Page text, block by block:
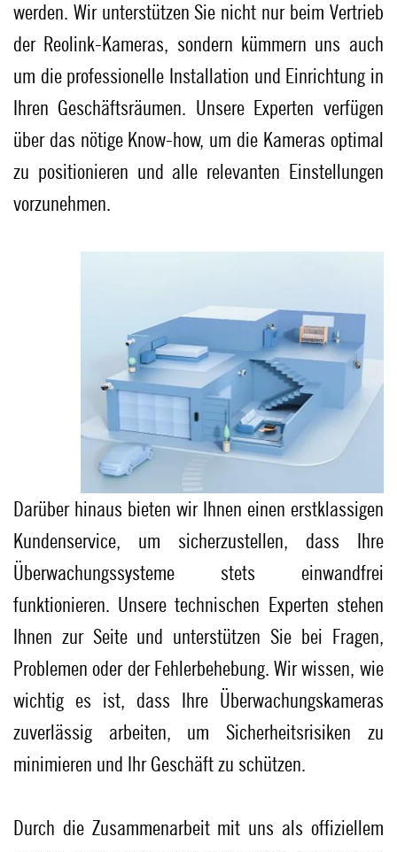
werden. Wir unterstützen Sie nicht nur beim Vertrieb
der Reolink-Kameras, sondern kümmern uns auch
um die professionelle Installation und Einrichtung in
Ihren Geschäftsräumen. Unsere Experten verfügen
über das nötige Know-how, um die Kameras optimal
zu positionieren und alle relevanten Einstellungen
vorzunehmen.
Darüber hinaus bieten wir Ihnen einen erstklassigen
Kundenservice, um sicherzustellen, dass Ihre
Überwachungssysteme stets einwandfrei
funktionieren. Unsere technischen Experten stehen
Ihnen zur Seite und unterstützen Sie bei Fragen,
Problemen oder der Fehlerbehebung. Wir wissen, wie
wichtig es ist, dass Ihre Überwachungskameras
zuverlässig arbeiten, um Sicherheitsrisiken zu
minimieren und Ihr Geschäft zu schützen.
Durch die Zusammenarbeit mit uns als offiziellem